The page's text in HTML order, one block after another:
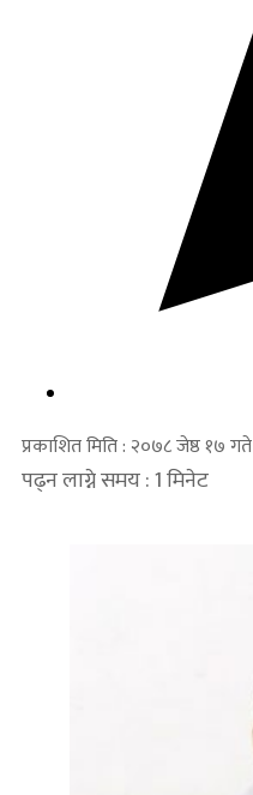
प्रकाशित मिति : २०७८ जेष्ठ १७ गते
पढ्न लाग्ने समय : 1 मिनेट